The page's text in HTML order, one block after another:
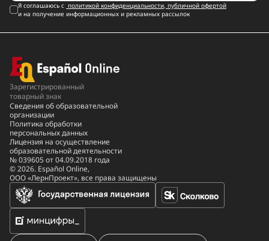
Я соглашаюсь с политикой конфиденциальности, публичной офертой
и на получение информационных и рекламных рассылок
Зарегистрированный
товарный знак
Сведения об образовательной
организации
Политика обработки
персональных данных
Лицензия на осуществление
образовательной деятельности
№ 039605 от 04.09.2018 года
© 2026. Español Online,
ООО «ЛернПроект», все права защищены